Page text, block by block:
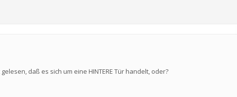
daß es sich um eine HINTERE Tür handelt, oder?